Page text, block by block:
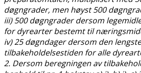
døgngrader, men høyst 500
iii) 500 døgngrader dersom
for dyrearter bestemt til
iv) 25 døgndager dersom den lengste
tilbakeholdelsestiden for alle
2. Dersom beregningen av